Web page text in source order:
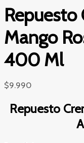
Repuesto
Mango
400 Ml
$9.990
Repuesto